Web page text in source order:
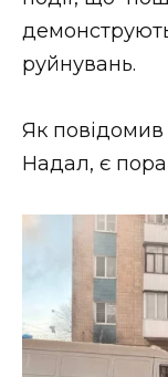
руйнувань.
Як
Надал, є